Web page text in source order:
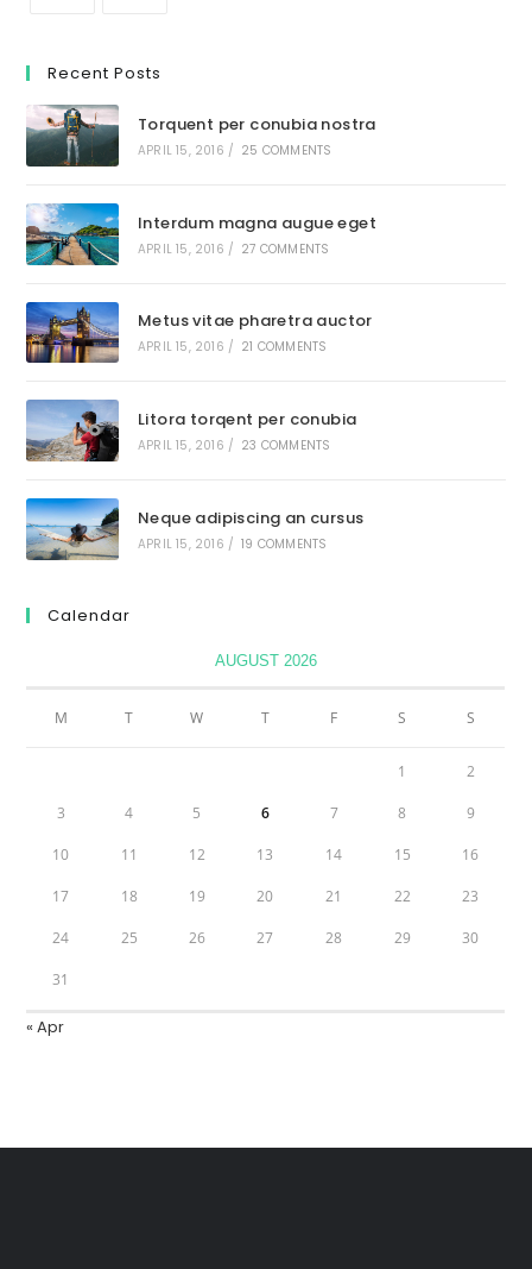
Recent Posts
Torquent per conubia nostra
APRIL 15, 2016 / 25 COMMENTS
Interdum magna augue eget
APRIL 15, 2016 / 27 COMMENTS
Metus vitae pharetra auctor
APRIL 15, 2016 / 21 COMMENTS
Litora torqent per conubia
APRIL 15, 2016 / 23 COMMENTS
Neque adipiscing an cursus
APRIL 15, 2016 / 19 COMMENTS
Calendar
AUGUST 2026
M T W T F S S
1 2
3 4 5 6 7 8 9
10 11 12 13 14 15 16
17 18 19 20 21 22 23
24 25 26 27 28 29 30
31
« Apr